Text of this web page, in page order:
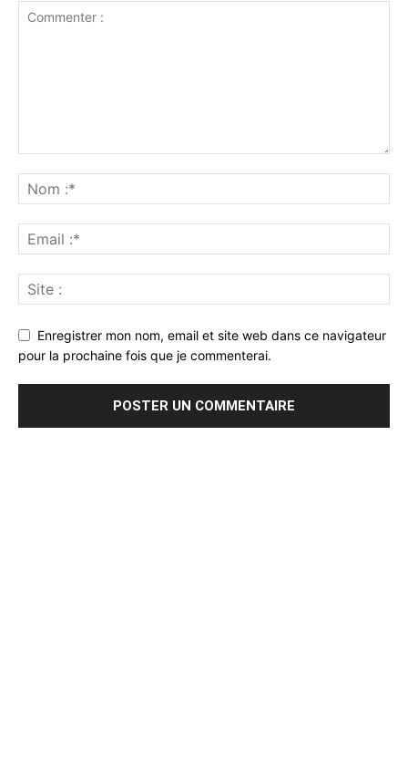
Enregistrer mon nom, email et site web dans ce navigateur
pour la prochaine fois que je commenterai.